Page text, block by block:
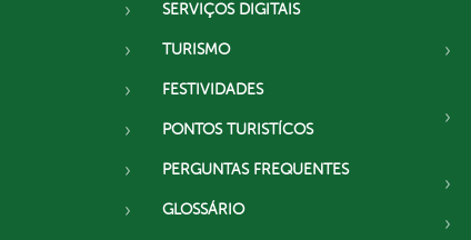
SERVIÇOS DIGITAIS
TURISMO
FESTIVIDADES
PONTOS TURISTÍCOS
PERGUNTAS FREQUENTES
GLOSSÁRIO